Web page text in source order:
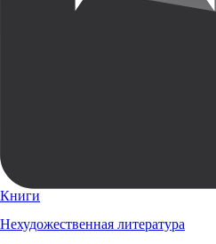
Книги
Нехудожественная литература